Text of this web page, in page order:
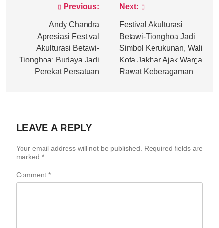
navigation
Previous:
Andy Chandra
Apresiasi Festival
Akulturasi Betawi-
Tionghoa: Budaya Jadi
Perekat Persatuan
Next:
Festival Akulturasi
Betawi-Tionghoa Jadi
Simbol Kerukunan, Wali
Kota Jakbar Ajak Warga
Rawat Keberagaman
LEAVE A REPLY
Your email address will not be published.
Required fields are
marked *
Comment *